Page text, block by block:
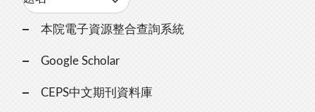
本院電子資源整合查詢系統
Google Scholar
CEPS中文期刊資料庫